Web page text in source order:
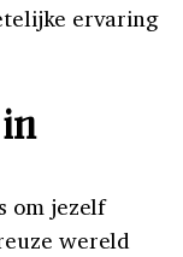
ervaring
om jezelf
wereld